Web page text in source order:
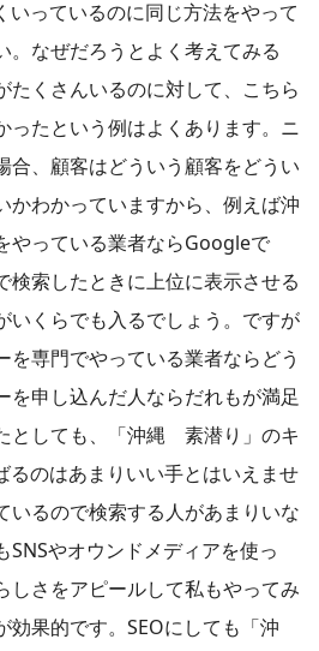
いっているのに同じ方法をやって
。なぜだろうとよく考えてみる
たくさんいるのに対して、こちら
ったという例はよくあります。ニ
合、顧客はどういう顧客をどうい
かわかっていますから、例えば沖
やっている業者ならGoogleで
検索したときに上位に表示させる
いくらでも入るでしょう。ですが
を専門でやっている業者ならどう
を申し込んだ人ならだれもが満足
としても、「沖縄 素潜り」のキ
るのはあまりいい手とはいえませ
いるので検索する人があまりいな
SNSやオウンドメディアを使っ
しさをアピールして私もやってみ
効果的です。SEOにしても「沖